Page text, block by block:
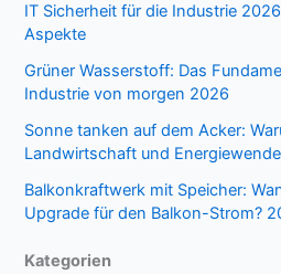
IT Sicherheit für die Industrie
Aspekte
Grüner Wasserstoff: Das
Industrie von morgen 2026
Sonne tanken auf dem Acker:
Landwirtschaft und
Balkonkraftwerk mit Speicher:
Upgrade für den Balkon-Strom?
Kategorien